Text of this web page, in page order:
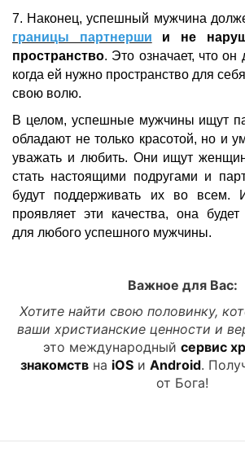
7. Наконец, успешный мужчина
границы партнерши и не
пространство. Это означает, что
когда ей нужно пространство для
свою волю.
В целом, успешные мужчины ищут
обладают не только красотой, но и
уважать и любить. Они ищут
стать настоящими подругами и
будут поддерживать их во
проявляет эти качества, она будет
для любого успешного мужчины.
Важное для Вас:
Хотите найти свою половинку,
ваши христианские ценности и
это международный сервис
знакомств на iOS и Android.
от Бога!